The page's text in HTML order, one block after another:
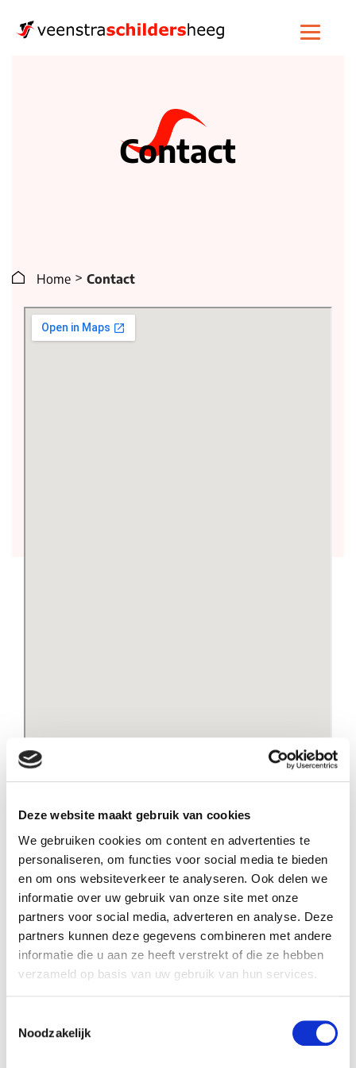
Deze website maakt gebruik van cookies
We gebruiken cookies om content en advertenties te
personaliseren, om functies voor social media te bieden
en om ons websiteverkeer te analyseren. Ook delen we
informatie over uw gebruik van onze site met onze
partners voor social media, adverteren en analyse. Deze
partners kunnen deze gegevens combineren met andere
informatie die u aan ze heeft verstrekt of die ze hebben
verzameld op basis van uw gebruik van hun services.
Noodzakelijk
Contact
Home > Contact
Veenstra Schilders Heeg
+31 (0) 515 442497
info@vsheeg.nl